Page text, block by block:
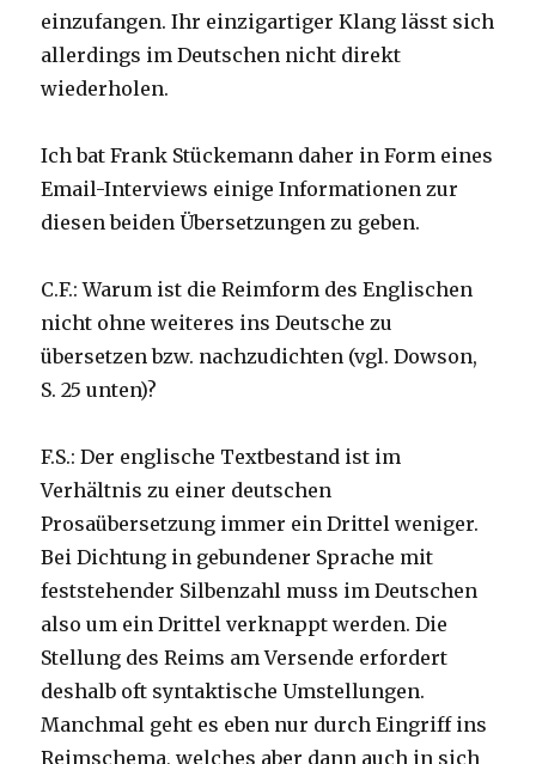
einzufangen. Ihr einzigartiger Klang lässt sich
allerdings im Deutschen nicht direkt
wiederholen.
Ich bat Frank Stückemann daher in Form eines
Email-Interviews einige Informationen zur
diesen beiden Übersetzungen zu geben.
C.F.: Warum ist die Reimform des Englischen
nicht ohne weiteres ins Deutsche zu
übersetzen bzw. nachzudichten (vgl. Dowson,
S. 25 unten)?
F.S.: Der englische Textbestand ist im
Verhältnis zu einer deutschen
Prosaübersetzung immer ein Drittel weniger.
Bei Dichtung in gebundener Sprache mit
feststehender Silbenzahl muss im Deutschen
also um ein Drittel verknappt werden. Die
Stellung des Reims am Versende erfordert
deshalb oft syntaktische Umstellungen.
Manchmal geht es eben nur durch Eingriff ins
Reimschema, welches aber dann auch in sich